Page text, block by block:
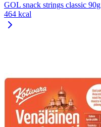
GOL snack strings classic 90g
464 kcal